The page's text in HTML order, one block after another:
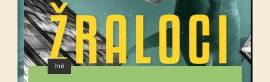
Iné